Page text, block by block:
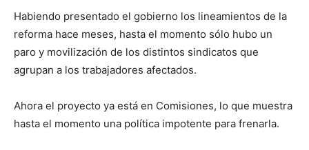
Habiendo presentado el gobierno los lineamientos de la
reforma hace meses, hasta el momento sólo hubo un
paro y movilización de los distintos sindicatos que
agrupan a los trabajadores afectados.
Ahora el proyecto ya está en Comisiones, lo que muestra
hasta el momento una política impotente para frenarla.